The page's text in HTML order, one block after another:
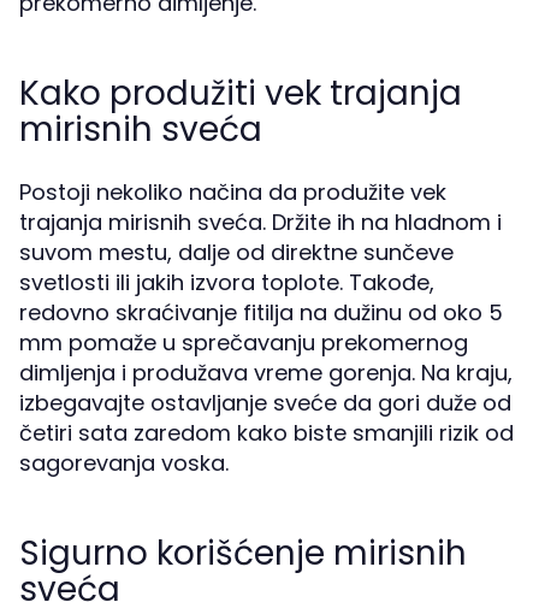
Kako produžiti vek trajanja
mirisnih sveća
Postoji nekoliko načina da produžite vek
trajanja mirisnih sveća. Držite ih na hladnom i
suvom mestu, dalje od direktne sunčeve
svetlosti ili jakih izvora toplote. Takođe,
redovno skraćivanje fitilja na dužinu od oko 5
mm pomaže u sprečavanju prekomernog
dimljenja i produžava vreme gorenja. Na kraju,
izbegavajte ostavljanje sveće da gori duže od
četiri sata zaredom kako biste smanjili rizik od
sagorevanja voska.
Sigurno korišćenje mirisnih
sveća